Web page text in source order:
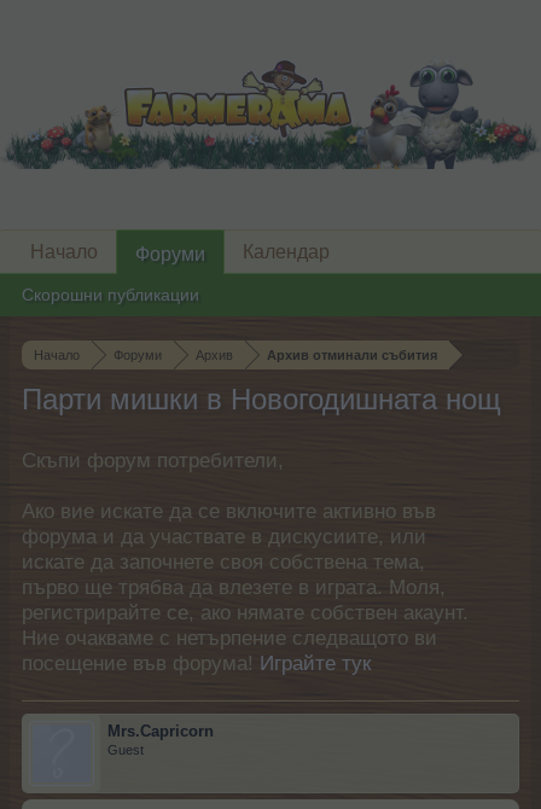
Начало Форуми Архив Архив отминали събития
Парти мишки в Новогодишната нощ
Скъпи форум потребители,
Ако вие искате да се включите активно във
форума и да участвате в дискусиите, или
искате да започнете своя собствена тема,
първо ще трябва да влезете в играта. Моля,
регистрирайте се, ако нямате собствен акаунт.
Ние очакваме с нетърпение следващото ви
посещение във форума! Играйте тук
Mrs.Capricorn
Guest
Начало Форуми
Скорошни публикации
Календар